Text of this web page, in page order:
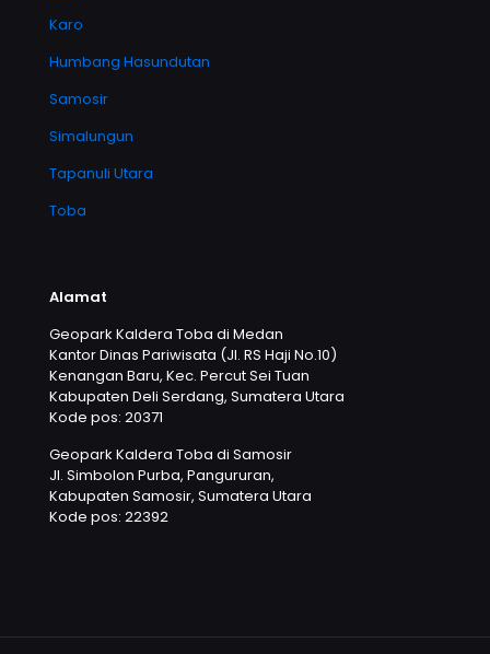
Karo
Humbang Hasundutan
Samosir
Simalungun
Tapanuli Utara
Toba
Alamat
Geopark Kaldera Toba di Medan
Kantor Dinas Pariwisata (Jl. RS Haji No.10)
Kenangan Baru, Kec. Percut Sei Tuan
Kabupaten Deli Serdang, Sumatera Utara
Kode pos: 20371
Geopark Kaldera Toba di Samosir
Jl. Simbolon Purba, Pangururan,
Kabupaten Samosir, Sumatera Utara
Kode pos: 22392